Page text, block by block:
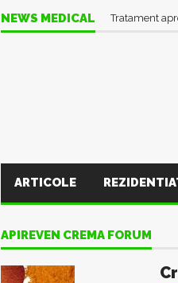
NEWS MEDICAL Tratament
ARTICOLE
APIREVEN CREMA FORUM